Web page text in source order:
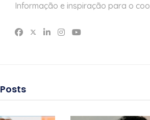
Informação e inspiração para o
Posts